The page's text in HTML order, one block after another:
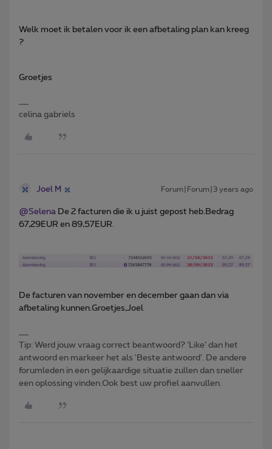
Welk moet ik betalen voor ik een afbetaling plan kan kreeg
?
Groetjes
celina gabriels
Joel M Forum|Forum|3 years ago
@Selena De 2 facturen die ik u juist gepost heb.Bedrag
67,29EUR en 89,57EUR.
De facturen van november en december gaan dan via
afbetaling kunnen.Groetjes,Joel
Tip: Werd jouw vraag correct beantwoord? ‘Like’ dan het
antwoord en markeer het als 'Beste antwoord'. De andere
forumleden in een gelijkaardige situatie zullen dan sneller
een oplossing vinden.Ook best uw profiel aanvullen.